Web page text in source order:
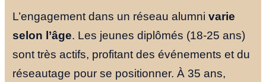
L’engagement dans un réseau alumnivarie
selon l’âge. Les jeunes diplômés (18-25 ans)
sont très actifs, profitant des événements et du
réseautage pour se positionner. À 35 ans,